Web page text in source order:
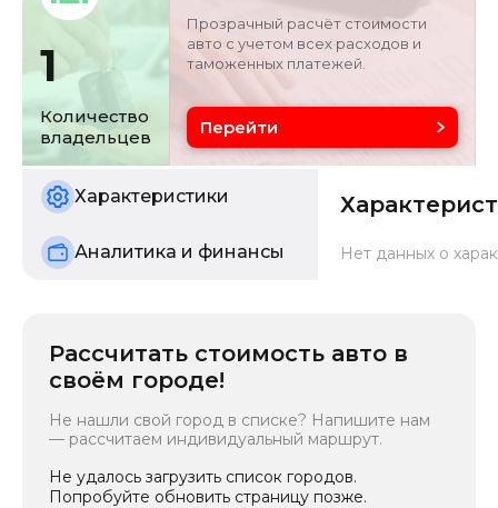
Объём двигателя
2 л
Цвет
Состояние
б/у
1
Количество
владельцев
Прозрачный расчёт стоимости
авто с учетом всех расходов и
таможенных платежей.
Перейти
Характеристики
Аналитика и финансы Нет данных о
Рассчитать стоимость авто в
своём городе!
Не нашли свой город в списке? Напишите нам
— рассчитаем индивидуальный маршрут.
Не удалось загрузить список городов.
Попробуйте обновить страницу позже.